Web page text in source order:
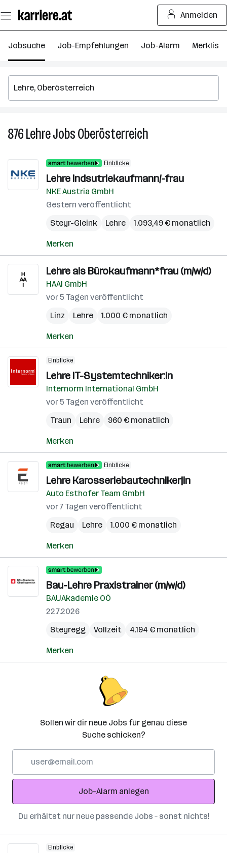
Seiteninhalt
springen
Anmelden
Jobsuche Job-Empfehlungen Job-Alarm Merkliste
876LehreJobsOberösterreich
Oberösterreich
Einblicke
Lehre Indsutriekaufmann/-frau
NKE Austria GmbH
Gestern veröffentlicht
Steyr-Gleink
Lehre 1.093,49 € monatlich
Merken
Lehre als Bürokaufmann*frau (m/w/d)
HAAI GmbH
vor 5 Tagen veröffentlicht
Linz
Lehre 1.000 € monatlich
Merken
Einblicke
Lehre IT-Systemtechniker:in
Internorm International GmbH
vor 5 Tagen veröffentlicht
Traun
Lehre 960 € monatlich
Merken
Einblicke
Lehre Karosseriebautechniker|in
Auto Esthofer Team GmbH
vor 7 Tagen veröffentlicht
Regau
Lehre 1.000 € monatlich
Merken
Bau-Lehre Praxistrainer (m/w/d)
BAUAkademie OÖ
22.7.2026
Steyregg
Vollzeit 4.194 € monatlich
Merken
Sollen wir dir neue Jobs für genau diese
Suche schicken?
Adresse
Job-Alarm anlegen
Du erhältst nur neue passende Jobs – sonst nichts!
Einblicke